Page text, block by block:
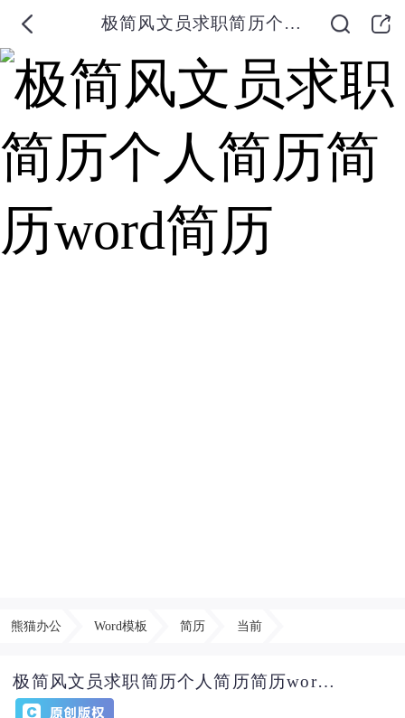
极简风文员求职简历个人简历简历word简历
熊猫办公 Word模板 简历 当前
极简风文员求职简历个人简历简历word简历